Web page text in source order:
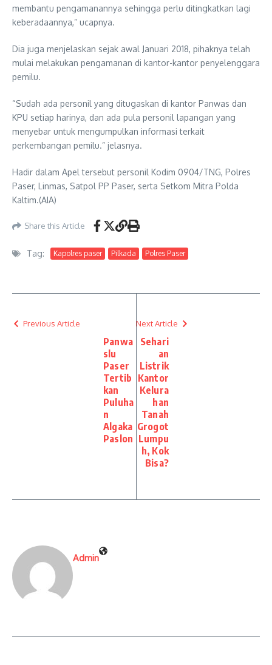
membantu pengamanannya sehingga perlu ditingkatkan lagi
keberadaannya,” ucapnya.
Dia juga menjelaskan sejak awal Januari 2018, pihaknya telah
mulai melakukan pengamanan di kantor-kantor penyelenggara
pemilu.
“Sudah ada personil yang ditugaskan di kantor Panwas dan
KPU setiap harinya, dan ada pula personil lapangan yang
menyebar untuk mengumpulkan informasi terkait
perkembangan pemilu.” jelasnya.
Hadir dalam Apel tersebut personil Kodim 0904/TNG, Polres
Paser, Linmas, Satpol PP Paser, serta Setkom Mitra Polda
Kaltim.(AIA)
Share this Article
Tag: Kapolres paser Pilkada Polres Paser
Previous Article
Panwa
slu
Paser
Tertib
kan
Puluha
n
Algaka
Paslon
Next Article
Sehari
an
Listrik
Kantor
Kelura
han
Tanah
Grogot
Lumpu
h, Kok
Bisa?
Admin